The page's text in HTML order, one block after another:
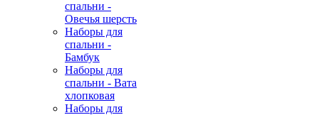
спальни -
Овечья шерсть
Наборы для
спальни -
Бамбук
Наборы для
спальни - Вата
хлопковая
Наборы для